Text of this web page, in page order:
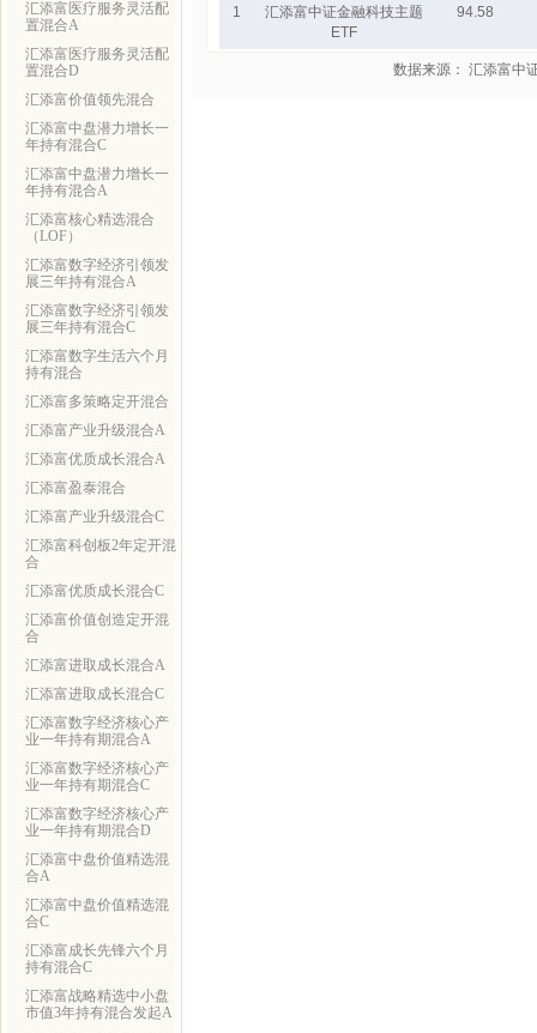
汇添富医疗服务灵活配
置混合A
汇添富医疗服务灵活配
置混合D
汇添富价值领先混合
汇添富中盘潜力增长一
年持有混合C
汇添富中盘潜力增长一
年持有混合A
汇添富核心精选混合
（LOF）
汇添富数字经济引领发
展三年持有混合A
汇添富数字经济引领发
展三年持有混合C
汇添富数字生活六个月
持有混合
汇添富多策略定开混合
汇添富产业升级混合A
汇添富优质成长混合A
汇添富盈泰混合
汇添富产业升级混合C
汇添富科创板2年定开混
合
汇添富优质成长混合C
汇添富价值创造定开混
合
汇添富进取成长混合A
汇添富进取成长混合C
汇添富数字经济核心产
业一年持有期混合A
汇添富数字经济核心产
业一年持有期混合C
汇添富数字经济核心产
业一年持有期混合D
汇添富中盘价值精选混
合A
汇添富中盘价值精选混
合C
汇添富成长先锋六个月
持有混合C
汇添富战略精选中小盘
市值3年持有混合发起A
1
汇添富中证金融科技主题
ETF
94.58
数据来源： 汇添富中